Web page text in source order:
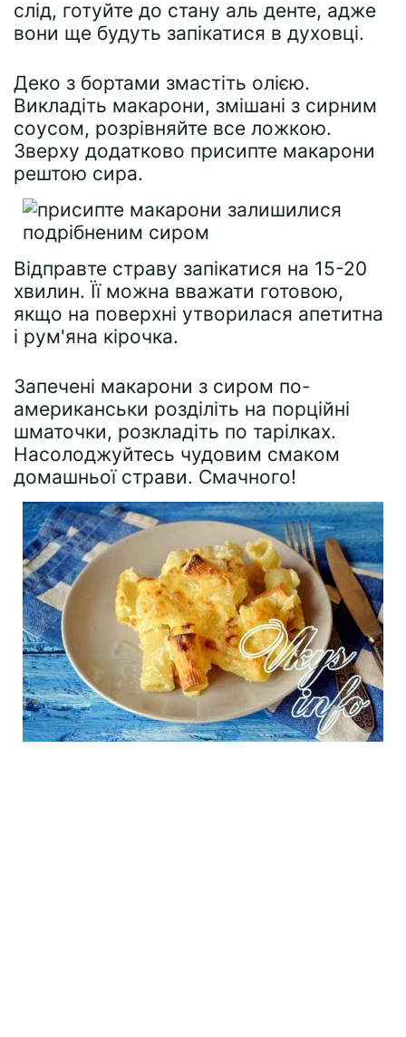
слід, готуйте до стану аль денте, адже
вони ще будуть запікатися в духовці.
Деко з бортами змастіть олією.
Викладіть макарони, змішані з сирним
соусом, розрівняйте все ложкою.
Зверху додатково присипте макарони
рештою сира.
Відправте страву запікатися на 15-20
хвилин. Її можна вважати готовою,
якщо на поверхні утворилася апетитна
і рум'яна кірочка.
Запечені макарони з сиром по-
американськи розділіть на порційні
шматочки, розкладіть по тарілках.
Насолоджуйтесь чудовим смаком
домашньої страви. Смачного!